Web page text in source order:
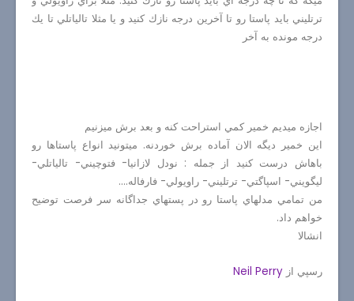
ترتليني بايد پاستا رو تا آخرين درجه نازك كنيد و يا مثلا تالياتلي تا يك
درجه مونده به آخر
اجازه ميديم خمير كمي استراحت كنه و بعد برش ميزنيم
اين خمير ديگه الان آماده برش خوردنه. ميتونيد انواع پاستاها رو
باهاش درست كنيد از جمله : نودل لازانيا- فتوچيني- تالياتلي-
ليگويني- اسپاگتي- ترتليني- راويولي- فارفاله....
من تمامي مدلهاي پاستا رو در پستهاي جداگانه سر فرصت توضيح
خواهم داد.
انشالا
رسپي از Neil Perry